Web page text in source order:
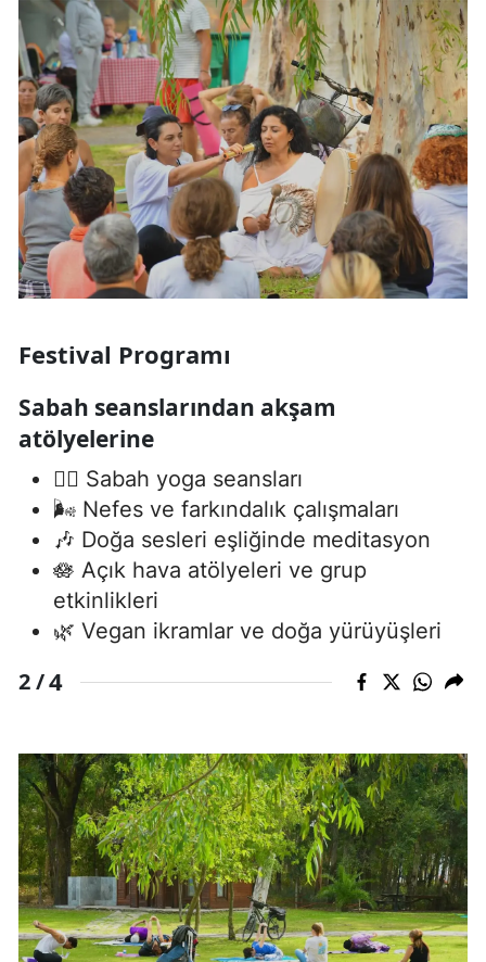
Festival Programı
Sabah seanslarından akşam
atölyelerine
🧘‍♀️ Sabah yoga seansları
🌬️ Nefes ve farkındalık çalışmaları
🎶 Doğa sesleri eşliğinde meditasyon
🪷 Açık hava atölyeleri ve grup
etkinlikleri
🌿 Vegan ikramlar ve doğa yürüyüşleri
2 /4